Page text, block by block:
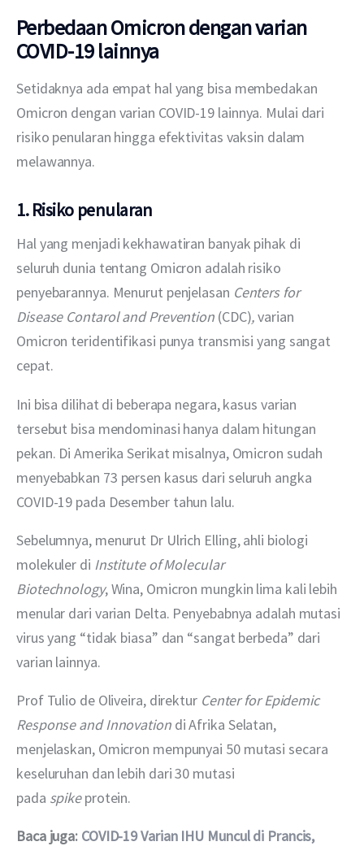
Perbedaan Omicron dengan varian
COVID-19 lainnya
Setidaknya ada empat hal yang bisa membedakan
Omicron dengan varian COVID-19 lainnya. Mulai dari
risiko penularan hingga efektivitas vaksin dalam
melawannya.
1. Risiko penularan
Hal yang menjadi kekhawatiran banyak pihak di
seluruh dunia tentang Omicron adalah risiko
penyebarannya. Menurut penjelasan Centers for
Disease Contarol and Prevention (CDC), varian
Omicron teridentifikasi punya transmisi yang sangat
cepat.
Ini bisa dilihat di beberapa negara, kasus varian
tersebut bisa mendominasi hanya dalam hitungan
pekan. Di Amerika Serikat misalnya, Omicron sudah
menyebabkan 73 persen kasus dari seluruh angka
COVID-19 pada Desember tahun lalu.
Sebelumnya, menurut Dr Ulrich Elling, ahli biologi
molekuler di Institute of Molecular
Biotechnology, Wina, Omicron mungkin lima kali lebih
menular dari varian Delta. Penyebabnya adalah mutasi
virus yang “tidak biasa” dan “sangat berbeda” dari
varian lainnya.
Prof Tulio de Oliveira, direktur Center for Epidemic
Response and Innovation di Afrika Selatan,
menjelaskan, Omicron mempunyai 50 mutasi secara
keseluruhan dan lebih dari 30 mutasi
pada spike protein.
Baca juga: COVID-19 Varian IHU Muncul di Prancis,